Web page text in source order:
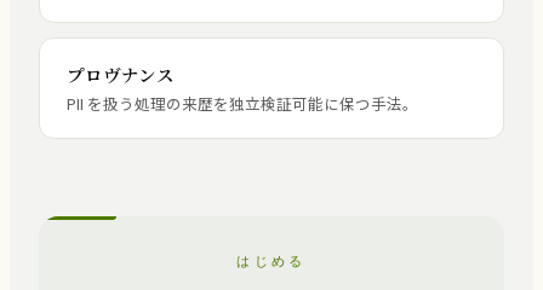
プロヴナンス
PII を扱う処理の来歴を独立検証可能に保つ手法。
はじめる